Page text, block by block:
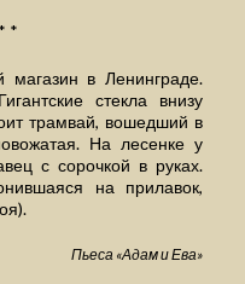
*
магазин в Ленинграде.
стекла внизу
трамвай, вошедший в
На лесенке у
с сорочкой в руках.
на прилавок,
Пьеса «Адам и Ева»